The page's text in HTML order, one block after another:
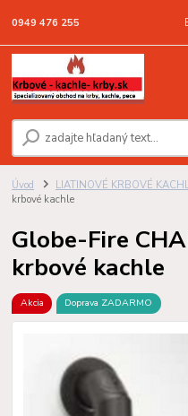
0949 476 255
Úvod LIATINOVÉ KRBOVÉ
krbové kachle
Globe-Fire
krbové kachle
Akcia Doprava ZADARMO